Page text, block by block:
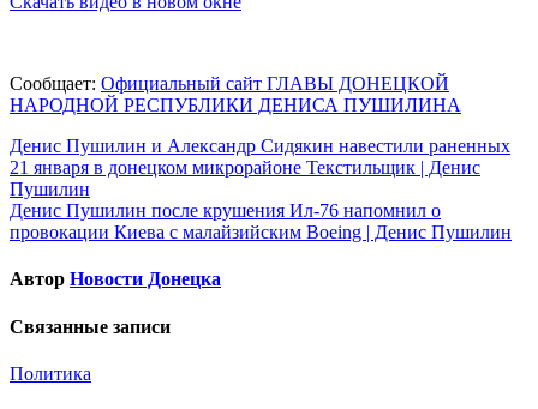
Сообщает: Официальный сайт ГЛАВЫ ДОНЕЦКОЙ
НАРОДНОЙ РЕСПУБЛИКИ ДЕНИСА ПУШИЛИНА
Навигация
по
записям
Денис Пушилин и Александр Сидякин навестили раненных
21 января в донецком микрорайоне Текстильщик | Денис
Пушилин
Денис Пушилин после крушения Ил-76 напомнил о
провокации Киева с малайзийским Boeing | Денис Пушилин
Автор Новости Донецка
Связанные записи
Политика